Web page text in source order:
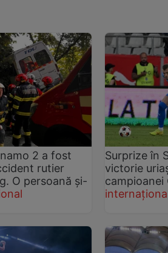
2 a fost
rutier
O persoană și-
Surprize în
victorie
campioanei